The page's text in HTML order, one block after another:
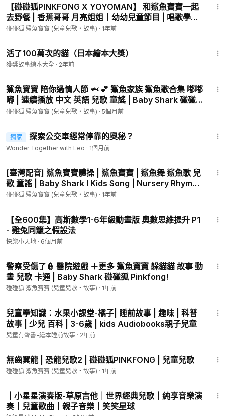
鯊魚寶寶
嘟嚕嚕嘟嚕
鯊魚媽媽
鯊魚爸爸
嘟嚕嚕嘟嚕
鯊魚奶奶
嘟嚕嚕嘟嚕
嘟嚕嚕嘟嚕
我們是
鯊魚家族
等一下
鯊魚阿姨
嘟嚕嚕嘟嚕
鯊魚阿姨
嘟嚕嚕嘟嚕
鯊魚阿姨
鯊魚叔叔
嘟嚕嚕嘟嚕
鯊魚叔叔
鯊魚叔叔
嘟嚕嚕嘟嚕
鯊魚兄妹
嘟嚕嚕嘟嚕
【碰碰狐PINKFONG X YOYOMAN】 和鯊魚寶寶一起
去野餐 | 香蕉哥哥 月亮姐姐｜幼幼兒童節目 | 唱歌學數
字 | YOYO 點點名 第19季 第144集
碰碰狐 鯊魚寶寶 (兒童兒歌・故事) · 1年前
活了100萬次的貓（日本繪本大獎）
獲獎故事繪本大全 · 2年前
鯊魚寶寶 陪你過情人節 🦈 💕 鯊魚家族 鯊魚歌合集 嘟嘟
嘟 | 連續播放 中文 英語 兒歌 童謠 | Baby Shark 碰碰
狐 Pinkfong!
碰碰狐 鯊魚寶寶 (兒童兒歌・故事) · 5個月前
獨家 探索公交車經常停靠的奧秘？
Wonder Together with Leo · 1個月前
[臺灣配音] 鯊魚寶寶體操 | 鯊魚寶寶 | 鯊魚舞 鯊魚歌 兒
歌 童謠 | Baby Shark l Kids Song | Nursery Rhymes
| 碰碰狐 Pinkfong
碰碰狐 鯊魚寶寶 (兒童兒歌・故事) · 1年前
【全600集】高斯數學1-6年級動畫版 奧數思維提升 P1
- 雞兔同籠之假設法
快樂小天地 · 6個月前
警察受傷了👮 醫院遊戲 ＋更多 鯊魚寶寶 躲貓貓 故事 動
畫 兒歌 卡通 | Baby Shark 碰碰狐 Pinkfong!
碰碰狐 鯊魚寶寶 (兒童兒歌・故事) · 1年前
兒童學知識：水果小課堂-橘子| 睡前故事 | 趣味 | 科普
故事 | 少兒 百科 | 3-6歲 | kids Audiobooks親子兒童
兒童有聲書-繪本睡前故事 · 2年前
無齒翼龍 | 恐龍兒歌2 | 碰碰狐PINKFONG | 兒童兒歌
碰碰狐 鯊魚寶寶 (兒童兒歌・故事) · 1年前
｜小星星演奏版-草原吉他｜世界經典兒歌｜純享音樂演
奏｜兒童歌曲｜親子音樂｜笑笑星球